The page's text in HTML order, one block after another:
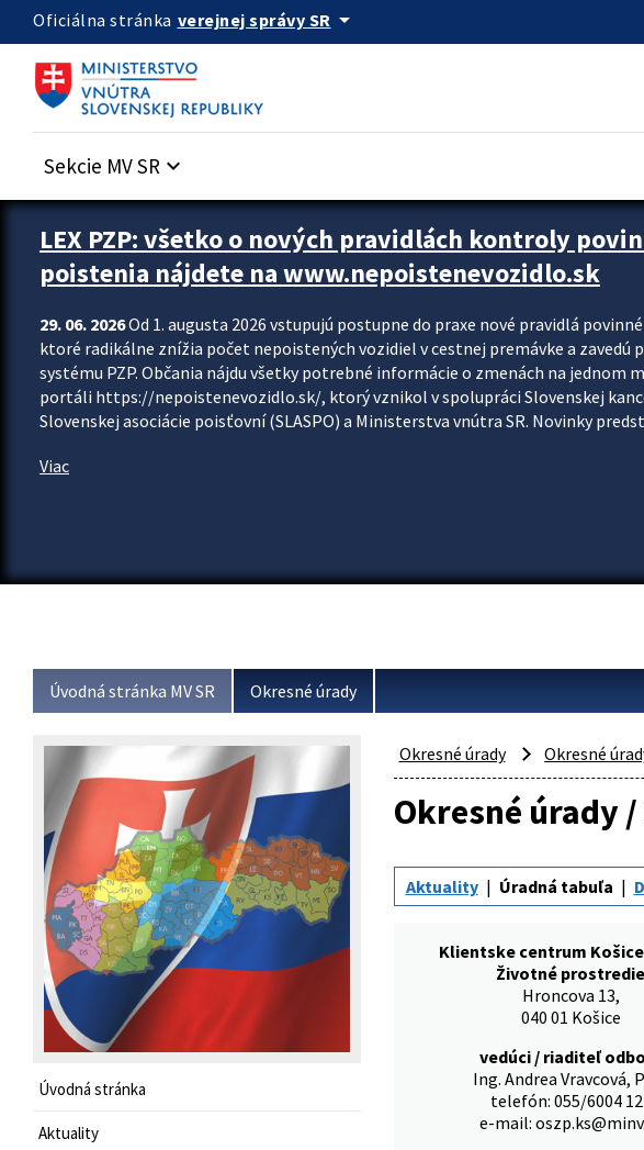
Preskocit na hlavný obsah
Oficiálna stránka verejnej správy SR arrow_drop_down
Sekcie MV SR keyboard_arrow_down
Zastavit automatický posun upútavok
LEX PZP: všetko o nových pravidlách kontroly
poistenia nájdete na www.nepoistenevozidlo.sk
29. 06. 2026Od 1. augusta 2026 vstupujú postupne do praxe nové pravidlá
ktoré radikálne znížia počet nepoistených vozidiel v cestnej premávke a zavedú
systému PZP. Občania nájdu všetky potrebné informácie o zmenách na jednom
portáli https://nepoistenevozidlo.sk/, ktorý vznikol v spolupráci Slovenskej
Slovenskej asociácie poisťovní (SLASPO) a Ministerstva vnútra SR. Novinky
Viac
Úvodná stránka MV SR Okresné úrady
Úvodná stránka
Aktuality
Okresné úrady Okresné
Okresné úrady
Aktuality Úradná tabuľa
Klientske centrum
Životné prostredie
Hroncova 13,
040 01 Košice
vedúci / riaditeľ
Ing. Andrea Vravcová,
telefón: 055/6004
e-mail: